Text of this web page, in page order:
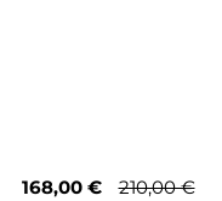
168,00 € 210,00 €